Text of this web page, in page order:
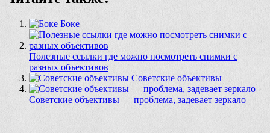
Боке
Полезные ссылки где можно посмотреть снимки с
разных объективов
Советские объективы
Советские объективы — проблема, задевает зеркало